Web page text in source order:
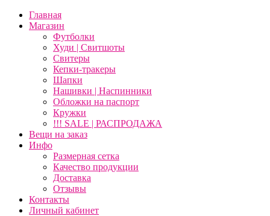
Главная
Магазин
Футболки
Худи | Свитшоты
Свитеры
Кепки-тракеры
Шапки
Нашивки | Наспинники
Обложки на паспорт
Кружки
!!! SALE | РАСПРОДАЖА
Вещи на заказ
Инфо
Размерная сетка
Качество продукции
Доставка
Отзывы
Контакты
Личный кабинет